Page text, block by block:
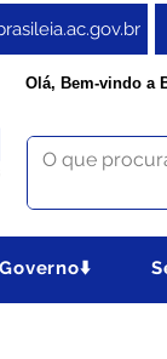
Olá, Bem-vindo a